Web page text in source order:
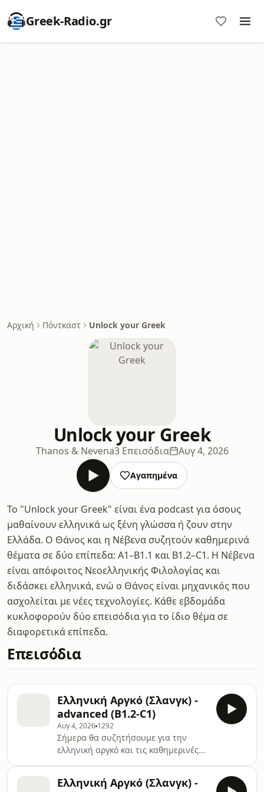
Greek-Radio.gr
Αρχική Πόντκαστ Unlock your Greek
Unlock your Greek
Thanos & Nevena3 Επεισόδια Αυγ 4, 2026
Αγαπημένα
Το "Unlock your Greek" είναι ένα podcast για όσους
μαθαίνουν ελληνικά ως ξένη γλώσσα ή ζουν στην
Ελλάδα. Ο Θάνος και η Νέβενα συζητούν καθημερινά
θέματα σε δύο επίπεδα: A1–B1.1 και B1.2–C1. Η Νέβενα
είναι απόφοιτος Νεοελληνικής Φιλολογίας και
διδάσκει ελληνικά, ενώ ο Θάνος είναι μηχανικός που
ασχολείται με νέες τεχνολογίες. Κάθε εβδομάδα
κυκλοφορούν δύο επεισόδια για το ίδιο θέμα σε
διαφορετικά επίπεδα.
Επεισόδια
Ελληνική Αργκό (Σλανγκ) -
advanced (B1.2-C1)
Αυγ 4, 2026 1292
Σήμερα θα συζητήσουμε για την
ελληνική αργκό και τις καθημερινές
μας λέγοντας «τι λέει» και αναλύουμε
Ελληνική Αργκό (Σλανγκ) -